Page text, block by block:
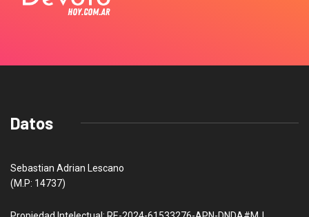
Datos
Sebastian Adrian Lescano
(M.P: 14737)